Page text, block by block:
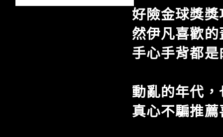
好險金球獎
然伊凡喜歡
手心手背都
動亂的年代
真心不騙推